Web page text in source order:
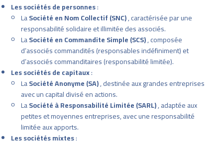
Les sociétés de personnes:
LaSociété en Nom Collectif (SNC), caractérisée par une
responsabilité solidaire et illimitée des associés.
LaSociété en Commandite Simple (SCS), composée
d’associés commandités (responsables indéfiniment) et
d’associés commanditaires (responsabilité limitée).
Les sociétés de capitaux:
LaSociété Anonyme (SA), destinée aux grandes entreprises
avec un capital divisé en actions.
LaSociété à Responsabilité Limitée (SARL), adaptée aux
petites et moyennes entreprises, avec une responsabilité
limitée aux apports.
Les sociétés mixtes: